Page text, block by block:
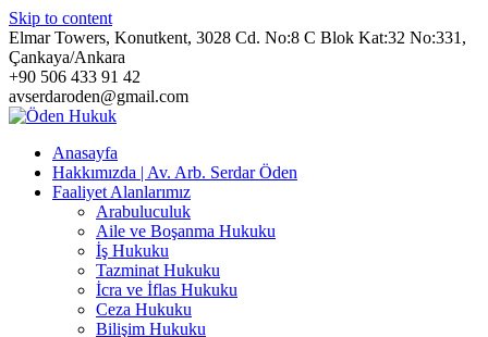
Skip to content
Elmar Towers, Konutkent, 3028 Cd. No:8 C Blok Kat:32 No:331,
Çankaya/Ankara
+90 506 433 91 42
avserdaroden@gmail.com
Anasayfa
Hakkımızda | Av. Arb. Serdar Öden
Faaliyet Alanlarımız
Arabuluculuk
Aile ve Boşanma Hukuku
İş Hukuku
Tazminat Hukuku
İcra ve İflas Hukuku
Ceza Hukuku
Bilişim Hukuku